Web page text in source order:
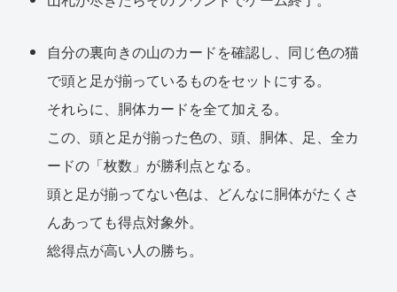
自分の裏向きの山のカードを確認し、同じ色の猫
で頭と足が揃っているものをセットにする。
それらに、胴体カードを全て加える。
この、頭と足が揃った色の、頭、胴体、足、全カ
ードの「枚数」が勝利点となる。
頭と足が揃ってない色は、どんなに胴体がたくさ
んあっても得点対象外。
総得点が高い人の勝ち。